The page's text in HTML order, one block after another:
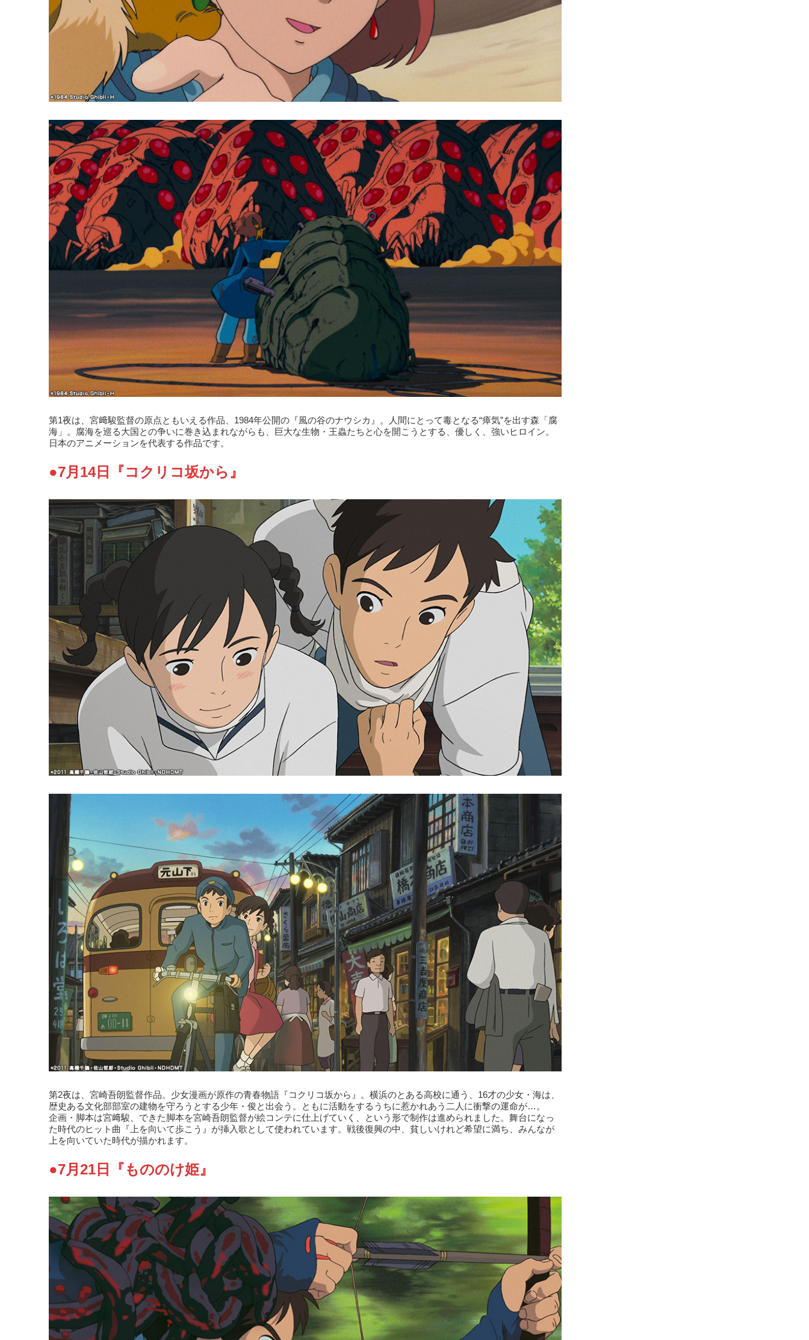
第1夜は、宮﨑駿監督の原点ともいえる作品、1984年公開の『風の谷のナウシカ』。人間にとって毒となる“瘴気”を出す森「腐
海」。腐海を巡る大国との争いに巻き込まれながらも、巨大な生物・王蟲たちと心を開こうとする、優しく、強いヒロイン。
日本のアニメーションを代表する作品です。
●7月14日『コクリコ坂から』
第2夜は、宮崎吾朗監督作品。少女漫画が原作の青春物語『コクリコ坂から』。横浜のとある高校に通う、16才の少女・海は、
歴史ある文化部部室の建物を守ろうとする少年・俊と出会う。ともに活動をするうちに惹かれあう二人に衝撃の運命が…。
企画・脚本は宮﨑駿、できた脚本を宮崎吾朗監督が絵コンテに仕上げていく、という形で制作は進められました。舞台になっ
た時代のヒット曲『上を向いて歩こう』が挿入歌として使われています。戦後復興の中、貧しいけれど希望に満ち、みんなが
上を向いていた時代が描かれます。
●7月21日『もののけ姫』